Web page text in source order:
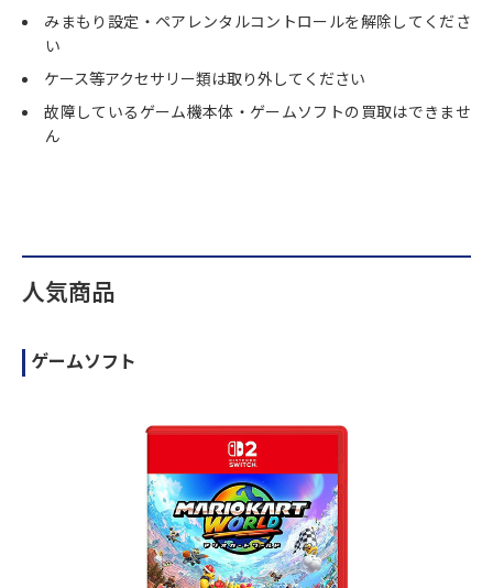
みまもり設定・ペアレンタルコントロールを解除してくださ
い
ケース等アクセサリー類は取り外してください
故障しているゲーム機本体・ゲームソフトの買取はできませ
ん
人気商品
ゲームソフト